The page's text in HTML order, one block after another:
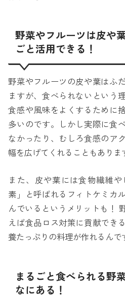
野菜やフルーツは皮や
ごと活用できる！
野菜やフルーツの皮や葉はふ
ますが、食べられないという
食感や風味をよくするために
多いのです。しかし実際に食
なかったり、むしろ食感のア
幅を広げてくれることもありま
また、皮や葉には食物繊維
素」と呼ばれるフィトケミカ
んでいるというメリットも！
えば食品ロス対策に貢献でき
養たっぷりの料理が作れるんで
まるごと食べられる野
なにある！